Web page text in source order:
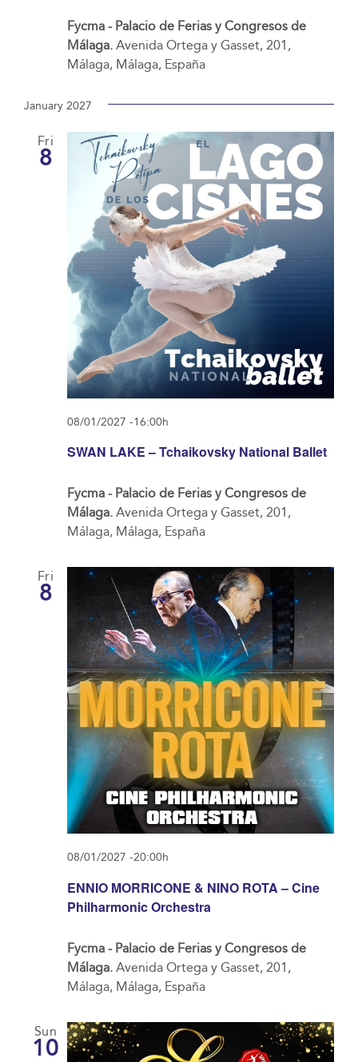
Fycma - Palacio de Ferias y Congresos de
Málaga. Avenida Ortega y Gasset, 201,
Málaga, Málaga, España
January 2027
Fri
8
SWAN LAKE – Tchaikovsky National Ballet
08/01/2027 -16:00h
Fycma - Palacio de Ferias y Congresos de
Málaga. Avenida Ortega y Gasset, 201,
Málaga, Málaga, España
Fri
8
ENNIO MORRICONE & NINO ROTA – Cine
Philharmonic Orchestra
08/01/2027 -20:00h
Fycma - Palacio de Ferias y Congresos de
Málaga. Avenida Ortega y Gasset, 201,
Málaga, Málaga, España
Sun
10